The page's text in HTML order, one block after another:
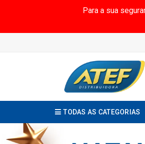
Para a sua
TODAS AS CATEGORIAS